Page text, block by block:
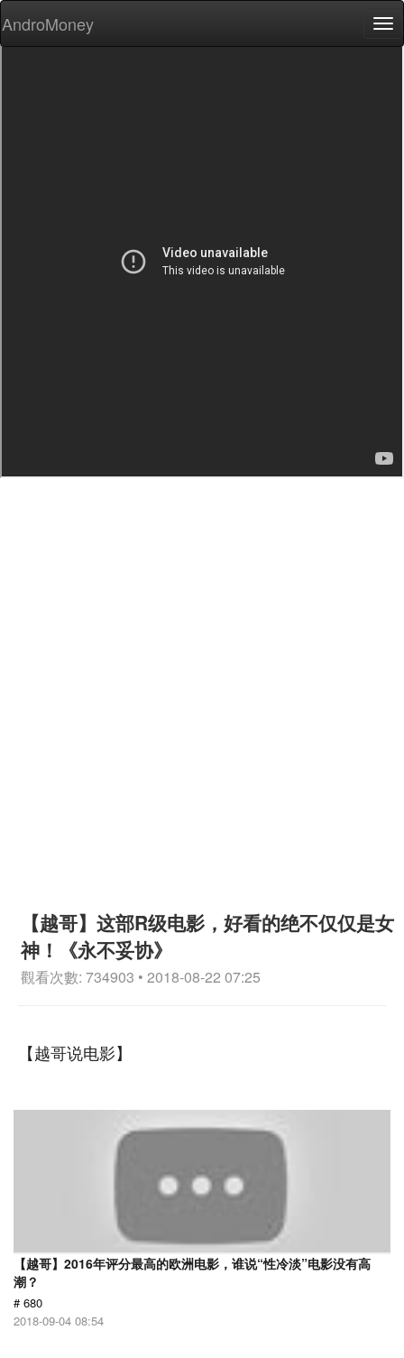
AndroMoney
【越哥】这部R级电影，好看的绝不仅仅是女
神！《永不妥协》
觀看次數: 734903 • 2018-08-22 07:25
【越哥说电影】
【越哥】2016年评分最高的欧洲电影，谁说“性冷淡”电影没有高
潮？
# 680
2018-09-04 08:54